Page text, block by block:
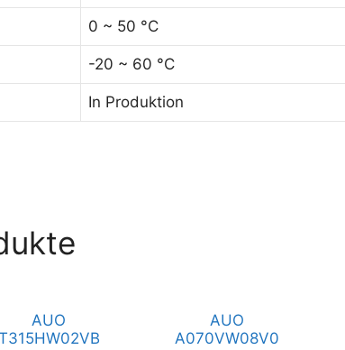
0 ~ 50 °C
-20 ~ 60 °C
In Produktion
AUO
AUO
A070VW08V0